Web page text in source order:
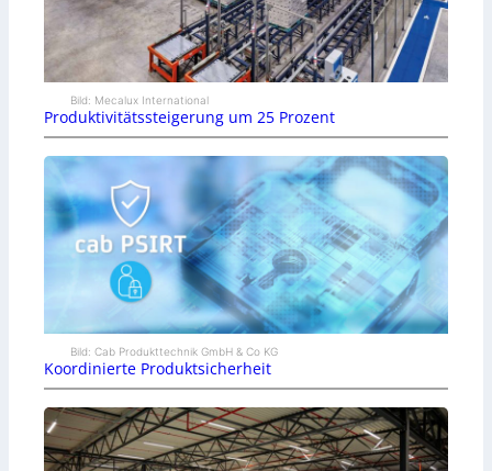
Bild: Mecalux International
Produktivitätssteigerung um 25 Prozent
Bild: Cab Produkttechnik GmbH & Co KG
Koordinierte Produktsicherheit